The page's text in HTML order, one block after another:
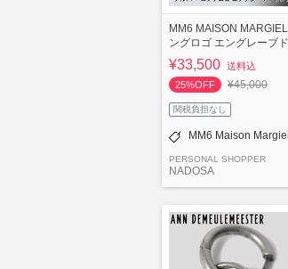
MM6 MAISON
ングロゴ エングレーブ
¥33,500 送料込
25%OFF
¥45,000
関税負担なし
MM6 Maison
PERSONAL SHOPPER
NADOSA